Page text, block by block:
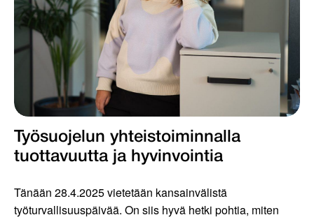
Työsuojelun yhteistoiminnalla
tuottavuutta ja hyvinvointia
Tänään 28.4.2025 vietetään kansainvälistä
työturvallisuuspäivää. On siis hyvä hetki pohtia, miten